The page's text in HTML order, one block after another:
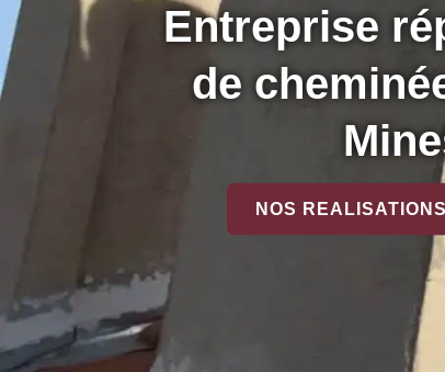
Entreprise
de
NOS REALISATIONS